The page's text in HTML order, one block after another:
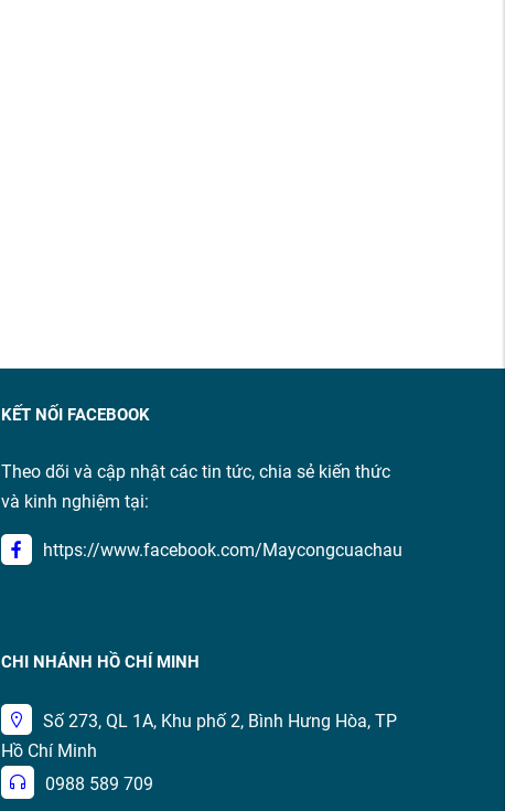
KẾT NỐI FACEBOOK
Theo dõi và cập nhật các tin tức, chia sẻ kiến thức
và kinh nghiệm tại:
https://www.facebook.com/Maycongcuachau
CHI NHÁNH HỒ CHÍ MINH
Số 273, QL 1A, Khu phố 2, Bình Hưng Hòa, TP
Hồ Chí Minh
0988 589 709